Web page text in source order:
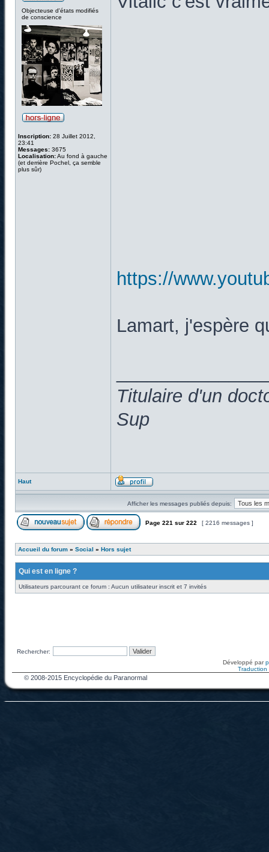
Objecteuse d'états modifiés
de conscience
Inscription: 28 Juillet 2012,
23:41
Messages: 3675
Localisation:Au fond à gauche
(et derrière Pochel, ça semble
plus sûr)
https://
Lamart, j'espère
Titulaire d'un
Sup
Haut
Afficher les messages publiés depuis:
Page 221 sur 222 [ 2216 messages ]
Accueil du forum » Social » Hors sujet
Qui est en ligne ?
Utilisateurs parcourant ce forum : Aucun utilisateur inscrit et 7 invités
Rechercher:
Développé par
Traduction
© 2008-2015 Encyclopédie du Paranormal